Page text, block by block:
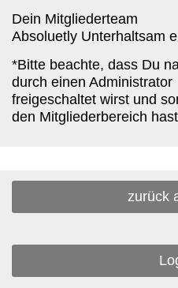
Dein Mitgliederteam
Absoluetly Unterhaltsam
*Bitte beachte, dass Du
durch einen Administrator
freigeschaltet wirst und
den Mitgliederbereich
zurück